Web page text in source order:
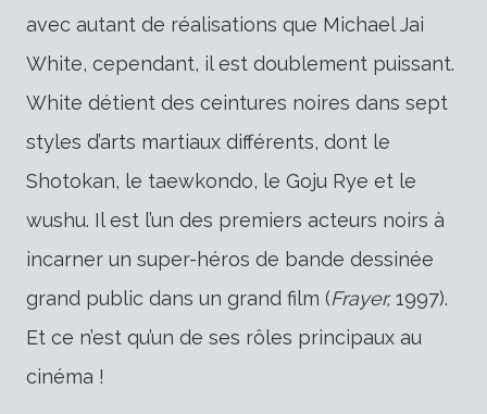
avec autant de réalisations que Michael Jai
White, cependant, il est doublement puissant.
White détient des ceintures noires dans sept
styles d’arts martiaux différents, dont le
Shotokan, le taewkondo, le Goju Rye et le
wushu. Il est l’un des premiers acteurs noirs à
incarner un super-héros de bande dessinée
grand public dans un grand film (Frayer,1997).
Et ce n’est qu’un de ses rôles principaux au
cinéma !